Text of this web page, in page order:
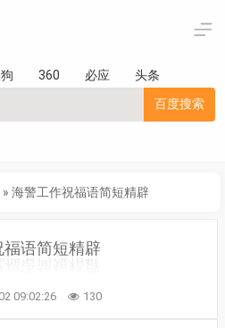
360 必应
头条
百度搜索
» 海警工作祝福语简短精辟
语简短精辟
09:02:26 130